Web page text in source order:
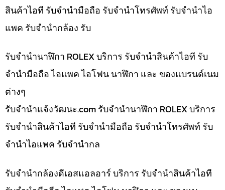
สินค้าไอที รับจำนำมือถือ รับจำนำโทรศัพท์ รับจำนำไอ
แพค รับจำนำกล้อง รับ
รับจำนำนาฬิกา ROLEX บริการ รับจำนำสินค้าไอที รับ
จำนำมือถือ ไอแพค ไอโฟน นาฬิกา และ ของแบรนด์เนม
ต่างๆ
รับจํานําแจ้งวัฒนะ.com รับจำนำนาฬิกา ROLEX บริการ
รับจำนำสินค้าไอที รับจำนำมือถือ รับจำนำโทรศัพท์ รับ
จำนำไอแพค รับจำนำกล
รับจำนำกล้องดีเอสแอลอาร์ บริการ รับจำนำสินค้าไอที